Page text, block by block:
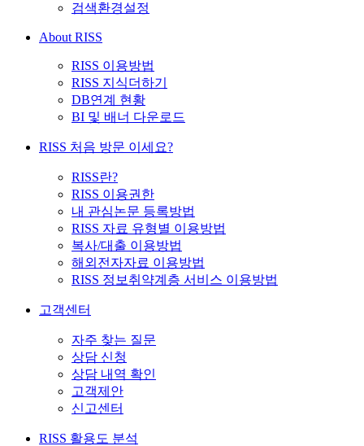
검색환경설정
About RISS
RISS 이용방법
RISS 지식더하기
DB연계 현황
BI 및 배너 다운로드
RISS 처음 방문 이세요?
RISS란?
RISS 이용권한
내 관심논문 등록방법
RISS 자료 유형별 이용방법
복사/대출 이용방법
해외전자자료 이용방법
RISS 정보취약계층 서비스 이용방법
고객센터
자주 찾는 질문
상담 신청
상담 내역 확인
고객제안
신고센터
RISS 활용도 분석